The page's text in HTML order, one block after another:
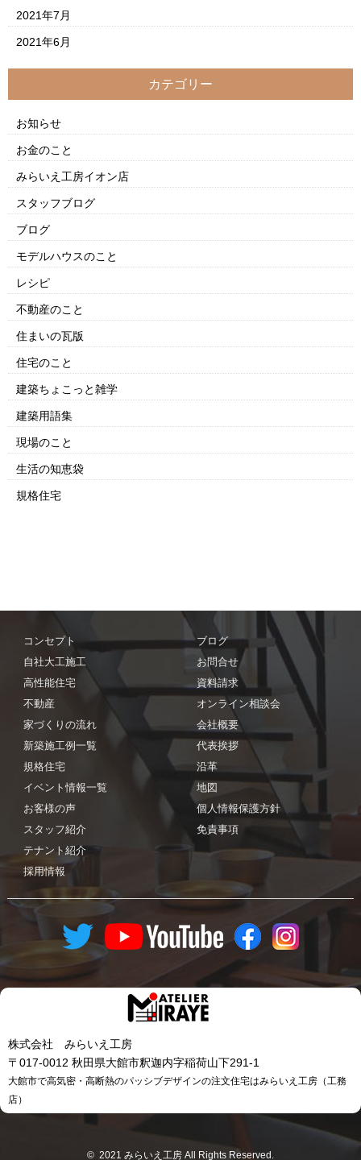
2021年7月
2021年6月
カテゴリー
お知らせ
お金のこと
みらいえ工房イオン店
スタッフブログ
ブログ
モデルハウスのこと
レシピ
不動産のこと
住まいの瓦版
住宅のこと
建築ちょこっと雑学
建築用語集
現場のこと
生活の知恵袋
規格住宅
コンセプト
自社大工施工
高性能住宅
不動産
家づくりの流れ
新築施工例一覧
規格住宅
イベント情報一覧
お客様の声
スタッフ紹介
テナント紹介
採用情報
ブログ
お問合せ
資料請求
オンライン相談会
会社概要
代表挨拶
沿革
地図
個人情報保護方針
免責事項
株式会社 みらいえ工房
〒017-0012 秋田県大館市釈迦内字稲荷山下291-1
大館市で高気密・高断熱のパッシブデザインの注文住宅はみらいえ工房（工務
店）
© 2021 みらいえ工房 All Rights Reserved.